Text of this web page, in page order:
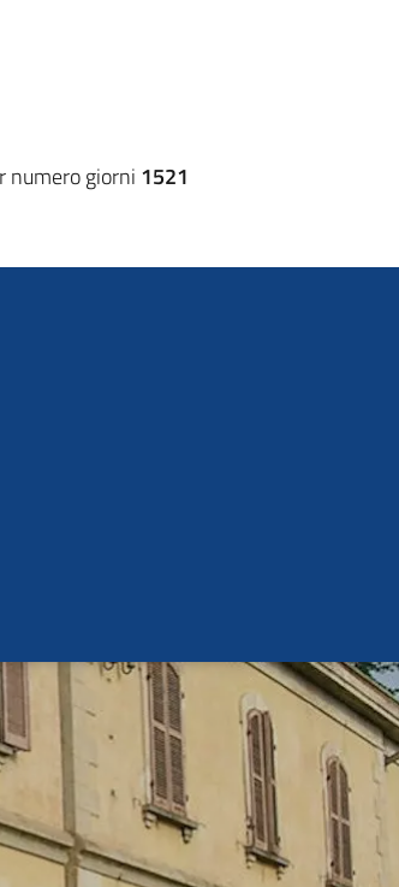
numero giorni 1521